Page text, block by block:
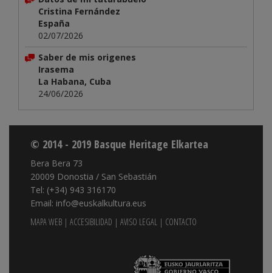
Cristina Fernández
España
02/07/2026
Saber de mis origenes
Irasema
La Habana, Cuba
24/06/2026
© 2014 - 2019 Basque Heritage Elkartea
Bera Bera 73
20009 Donostia / San Sebastián
Tel: (+34) 943 316170
Email: info@euskalkultura.eus
MAPA WEB | ACCESIBILIDAD | AVISO LEGAL | CONTACTO